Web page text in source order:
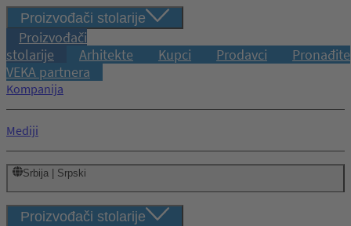
Proizvođači stolarije
Proizvođači
stolarije
Arhitekte Kupci Prodavci
Pronađite
VEKA partnera
Kompanija
Mediji
Srbija | Srpski
Proizvođači stolarije